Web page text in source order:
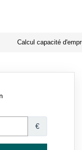
Calcul capacité